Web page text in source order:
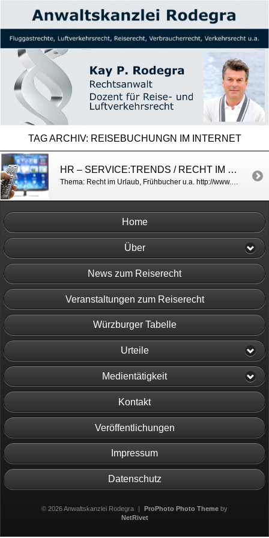
TAG ARCHIV: REISEBUCHUNGN IM INTERNET
HR – SERVICE:TRENDS / RECHT IM WINTERURLAUB
Thema: Recht im Urlaub, Frühbucher u.a. http://www.hr-online.de/website/fernsehen/sendungen/mediaplayer.jsp?mkey=63047946&rubrik=35270
Home
Über
News zum Reiserecht
Veranstaltungen zum Reiserecht
Würzburger Tabelle
Urteile
Medientätigkeit
Kontakt
Veröffentlichungen
Impressum
Datenschutz
© 2026 Anwaltskanzlei Rodegra | ProPhoto Photo Themeby
NetRivet